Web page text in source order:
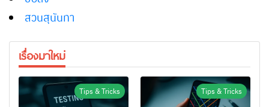
สวนสุนันทา
เรื่องมาใหม่
Tips & Tricks Tips & Tricks